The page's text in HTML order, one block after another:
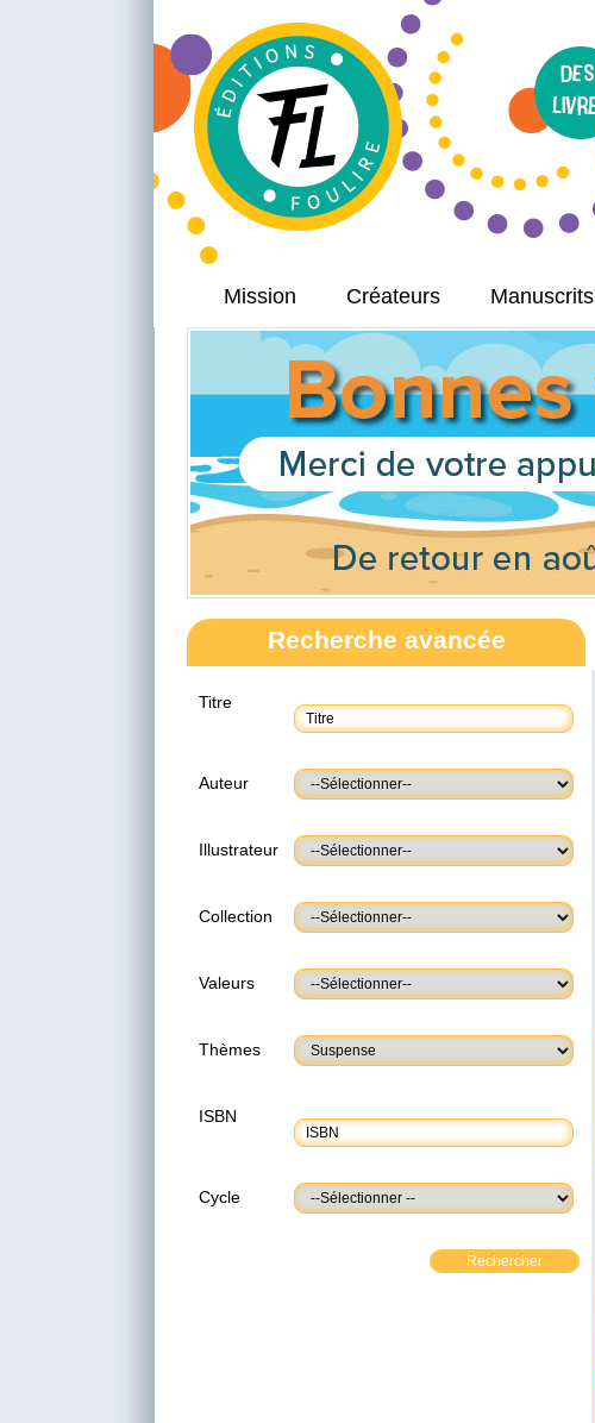
Mission Créateurs Manuscrits
Recherche avancée
Titre
Auteur
Illustrateur
Collection
Valeurs
Thèmes
ISBN
Cycle
Rechercher